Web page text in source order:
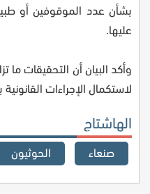
بشأن عدد الموقوفين أو
عليها.
وأكد البيان أن التحقيقات ما
لاستكمال الإجراءات
الهاشتاج
صنعاء الحوثيون